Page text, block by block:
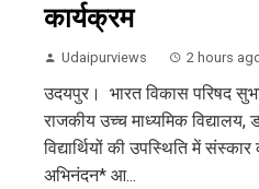
कार्यक्रम
Udaipurviews 2 hours
उदयपुर। भारत विकास परिषद
राजकीय उच्च माध्यमिक
विद्यार्थियों की उपस्थिति में
अभिनंदन* आ...